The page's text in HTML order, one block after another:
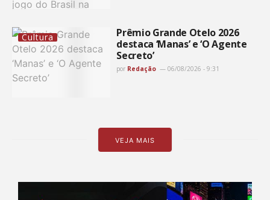
Cultura
Prêmio Grande Otelo 2026
destaca ‘Manas’ e ‘O Agente
Secreto’
por Redação 06/08/2026 - 9:31
VEJA MAIS